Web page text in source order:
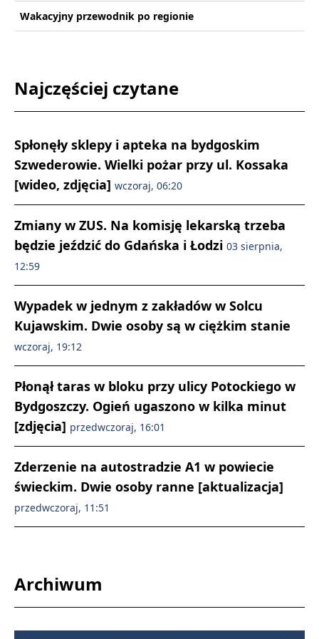
Wakacyjny przewodnik po regionie
Najczęściej czytane
Spłonęły sklepy i apteka na bydgoskim
Szwederowie. Wielki pożar przy ul. Kossaka
[wideo, zdjęcia] wczoraj, 06:20
Zmiany w ZUS. Na komisję lekarską trzeba
będzie jeździć do Gdańska i Łodzi 03 sierpnia,
12:59
Wypadek w jednym z zakładów w Solcu
Kujawskim. Dwie osoby są w ciężkim stanie
wczoraj, 19:12
Płonął taras w bloku przy ulicy Potockiego w
Bydgoszczy. Ogień ugaszono w kilka minut
[zdjęcia] przedwczoraj, 16:01
Zderzenie na autostradzie A1 w powiecie
świeckim. Dwie osoby ranne [aktualizacja]
przedwczoraj, 11:51
Archiwum